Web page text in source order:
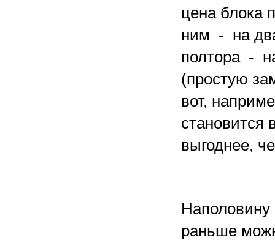
цена блока
ним - на
полтора -
(простую
вот,
становится
выгоднее,
Наполовину
раньше